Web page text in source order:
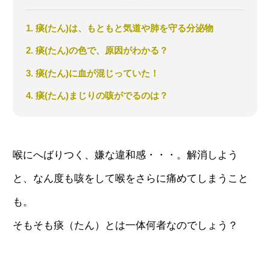
1. 痰(たん)は、もともと気道や肺を守る分泌物
2. 痰(たん)の色で、原因がわかる？
3. 痰(たん)に血が混じっていた！
4. 痰(たん)まじりの咳がでるのは？
喉にへばりつく、嫌な違和感・・・。解消しよう
と、なん度も咳をして喉をさらに痛めてしまうこと
も。
そもそも痰（たん）とは一体何者なのでしょう？